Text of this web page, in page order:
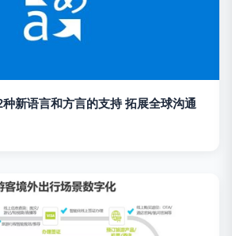
新语言和方言的支持 拓展全球沟通